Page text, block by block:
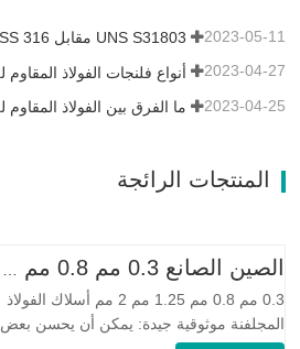
2023-05-11
2023-04-27
2023-04-25
المنتجات الرائجة
0.3 مم 0.8 مم 1.25 مم 2 مم أسلاك الفولاذ
المجلفنة موثوقية جيدة: يمكن أن يحسن بعض